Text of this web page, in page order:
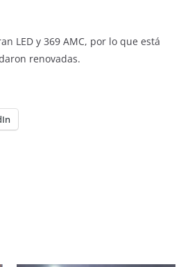
LED y 369 AMC, por lo que está
renovadas.